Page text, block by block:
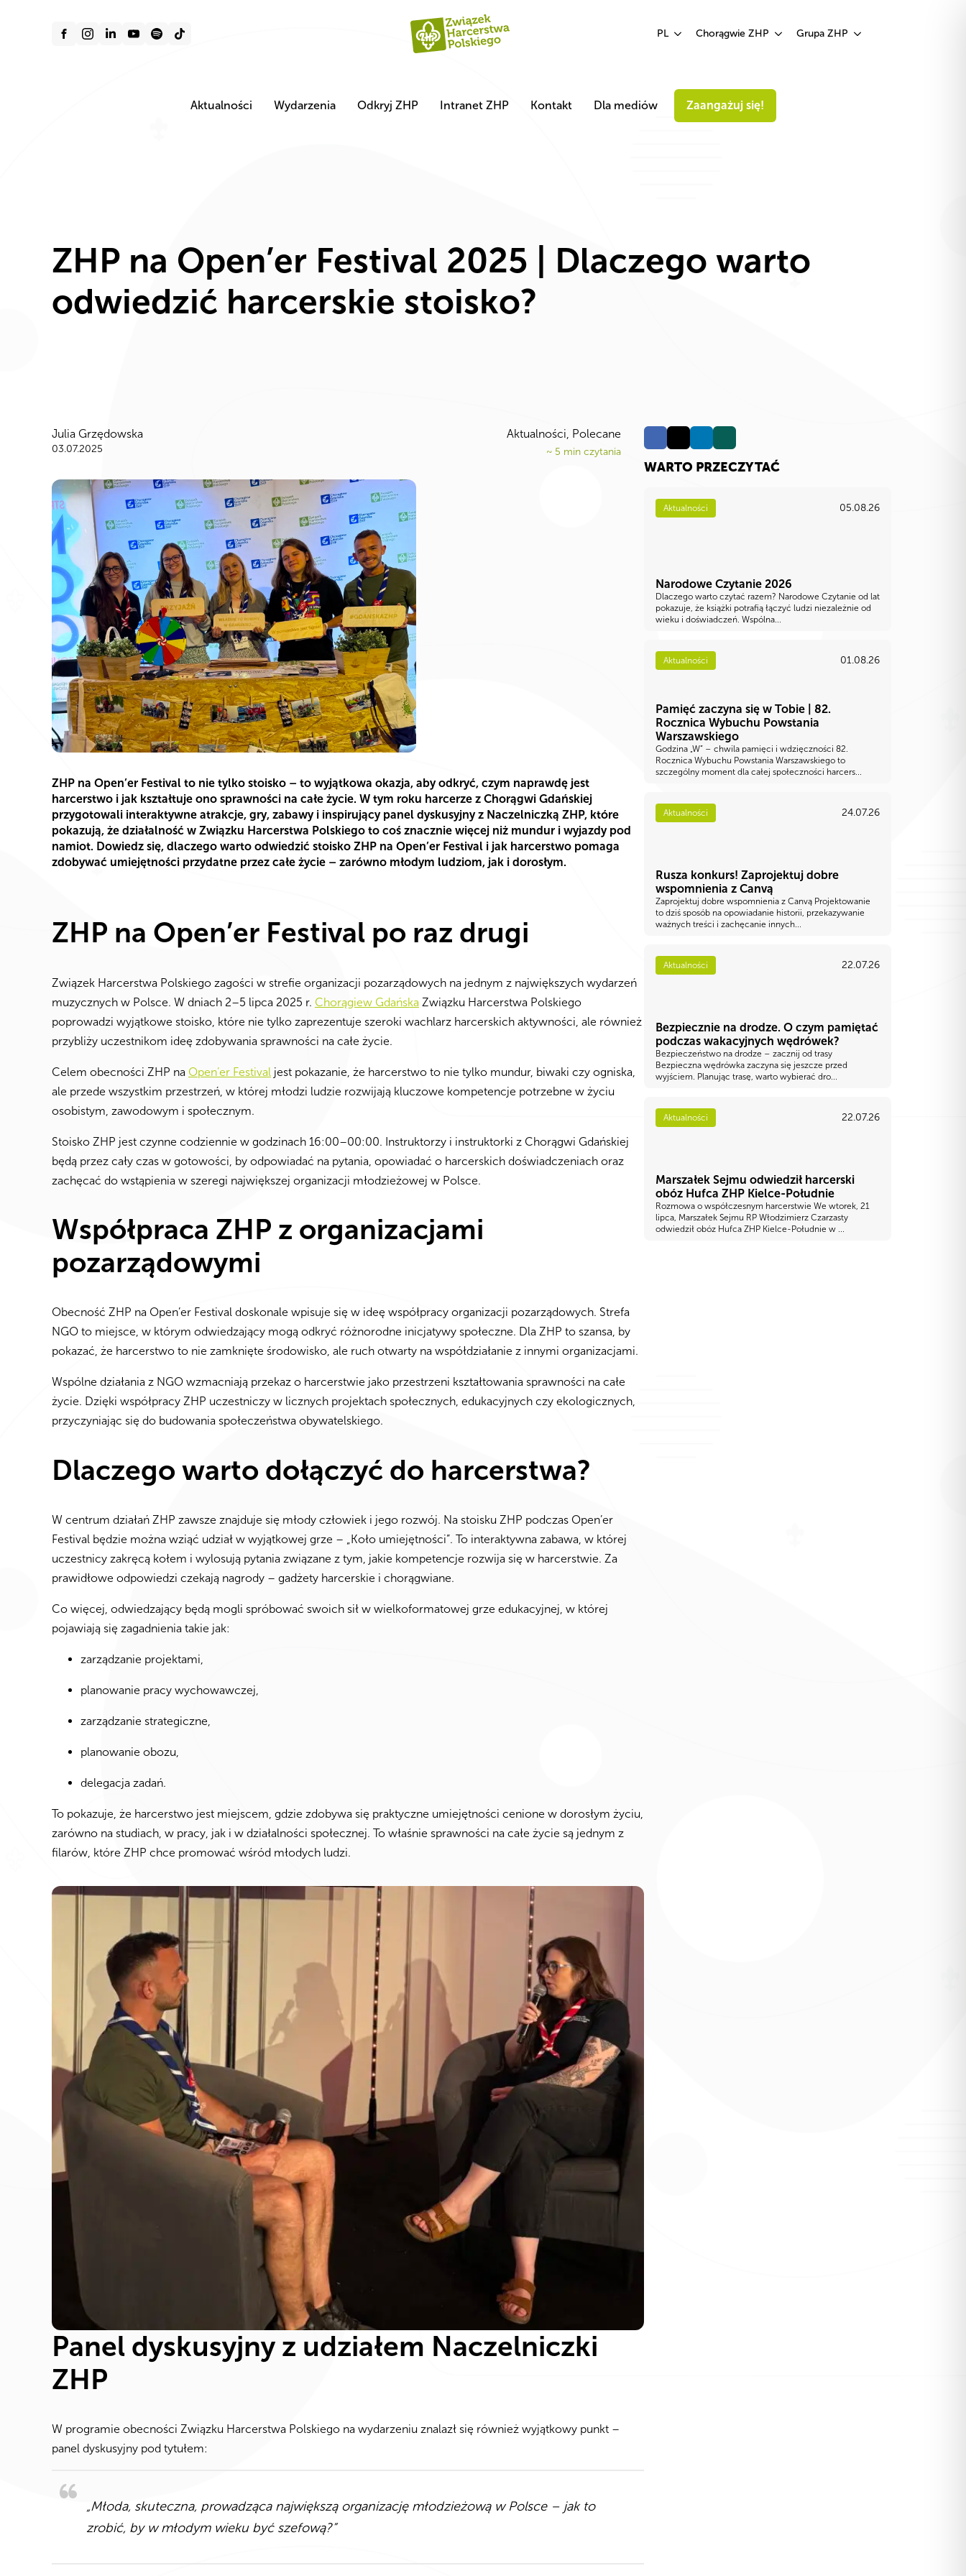
PL Chorągwie ZHP Grupa ZHP
Aktualności Wydarzenia Odkryj ZHP Intranet ZHP Kontakt Dla mediów Zaangażuj się!
ZHP na Open’er Festival 2025 | Dlaczego warto
odwiedzić harcerskie stoisko?
Julia Grzędowska
03.07.2025
Aktualności Polecane
~ 5 min czytania
ZHP na Open’er Festival to nie tylko stoisko – to wyjątkowa okazja, aby odkryć, czym naprawdę jest
harcerstwo i jak kształtuje ono sprawności na całe życie. W tym roku harcerze z Chorągwi Gdańskiej
przygotowali interaktywne atrakcje, gry, zabawy i inspirujący panel dyskusyjny z Naczelniczką ZHP, które
pokazują, że działalność w Związku Harcerstwa Polskiego to coś znacznie więcej niż mundur i wyjazdy pod
namiot. Dowiedz się, dlaczego warto odwiedzić stoisko ZHP na Open’er Festival i jak harcerstwo pomaga
zdobywać umiejętności przydatne przez całe życie – zarówno młodym ludziom, jak i dorosłym.
ZHP na Open’er Festival po raz drugi
Związek Harcerstwa Polskiego zagości w strefie organizacji pozarządowych na jednym z największych wydarzeń
muzycznych w Polsce. W dniach 2–5 lipca 2025 r. Chorągiew Gdańska Związku Harcerstwa Polskiego
poprowadzi wyjątkowe stoisko, które nie tylko zaprezentuje szeroki wachlarz harcerskich aktywności, ale również
przybliży uczestnikom ideę zdobywania sprawności na całe życie.
Celem obecności ZHP na Open’er Festival jest pokazanie, że harcerstwo to nie tylko mundur, biwaki czy ogniska,
ale przede wszystkim przestrzeń, w której młodzi ludzie rozwijają kluczowe kompetencje potrzebne w życiu
osobistym, zawodowym i społecznym.
Stoisko ZHP jest czynne codziennie w godzinach 16:00–00:00. Instruktorzy i instruktorki z Chorągwi Gdańskiej
będą przez cały czas w gotowości, by odpowiadać na pytania, opowiadać o harcerskich doświadczeniach oraz
zachęcać do wstąpienia w szeregi największej organizacji młodzieżowej w Polsce.
Współpraca ZHP z organizacjami
pozarządowymi
Obecność ZHP na Open’er Festival doskonale wpisuje się w ideę współpracy organizacji pozarządowych. Strefa
NGO to miejsce, w którym odwiedzający mogą odkryć różnorodne inicjatywy społeczne. Dla ZHP to szansa, by
pokazać, że harcerstwo to nie zamknięte środowisko, ale ruch otwarty na współdziałanie z innymi organizacjami.
Wspólne działania z NGO wzmacniają przekaz o harcerstwie jako przestrzeni kształtowania sprawności na całe
życie. Dzięki współpracy ZHP uczestniczy w licznych projektach społecznych, edukacyjnych czy ekologicznych,
przyczyniając się do budowania społeczeństwa obywatelskiego.
Dlaczego warto dołączyć do harcerstwa?
W centrum działań ZHP zawsze znajduje się młody człowiek i jego rozwój. Na stoisku ZHP podczas Open’er
Festival będzie można wziąć udział w wyjątkowej grze – „Koło umiejętności”. To interaktywna zabawa, w której
uczestnicy zakręcą kołem i wylosują pytania związane z tym, jakie kompetencje rozwija się w harcerstwie. Za
prawidłowe odpowiedzi czekają nagrody – gadżety harcerskie i chorągwiane.
Co więcej, odwiedzający będą mogli spróbować swoich sił w wielkoformatowej grze edukacyjnej, w której
pojawiają się zagadnienia takie jak:
zarządzanie projektami,
planowanie pracy wychowawczej,
zarządzanie strategiczne,
planowanie obozu,
delegacja zadań.
To pokazuje, że harcerstwo jest miejscem, gdzie zdobywa się praktyczne umiejętności cenione w dorosłym życiu,
zarówno na studiach, w pracy, jak i w działalności społecznej. To właśnie sprawności na całe życie są jednym z
filarów, które ZHP chce promować wśród młodych ludzi.
Panel dyskusyjny z udziałem Naczelniczki
ZHP
W programie obecności Związku Harcerstwa Polskiego na wydarzeniu znalazł się również wyjątkowy punkt –
panel dyskusyjny pod tytułem:
„Młoda, skuteczna, prowadząca największą organizację młodzieżową w Polsce – jak to
zrobić, by w młodym wieku być szefową?”
WARTO PRZECZYTAĆ
Aktualności 05.08.26
Narodowe Czytanie 2026
Dlaczego warto czytać razem? Narodowe Czytanie od lat
pokazuje, że książki potrafią łączyć ludzi niezależnie od
wieku i doświadczeń. Wspólna...
Aktualności 01.08.26
Pamięć zaczyna się w Tobie | 82.
Rocznica Wybuchu Powstania
Warszawskiego
Godzina „W” – chwila pamięci i wdzięczności 82.
Rocznica Wybuchu Powstania Warszawskiego to
szczególny moment dla całej społeczności harcers...
Aktualności 24.07.26
Rusza konkurs! Zaprojektuj dobre
wspomnienia z Canvą
Zaprojektuj dobre wspomnienia z Canvą Projektowanie
to dziś sposób na opowiadanie historii, przekazywanie
ważnych treści i zachęcanie innych...
Aktualności 22.07.26
Bezpiecznie na drodze. O czym pamiętać
podczas wakacyjnych wędrówek?
Bezpieczeństwo na drodze – zacznij od trasy
Bezpieczna wędrówka zaczyna się jeszcze przed
wyjściem. Planując trasę, warto wybierać dro...
Aktualności 22.07.26
Marszałek Sejmu odwiedził harcerski
obóz Hufca ZHP Kielce-Południe
Rozmowa o współczesnym harcerstwie We wtorek, 21
lipca, Marszałek Sejmu RP Włodzimierz Czarzasty
odwiedził obóz Hufca ZHP Kielce-Południe w ...